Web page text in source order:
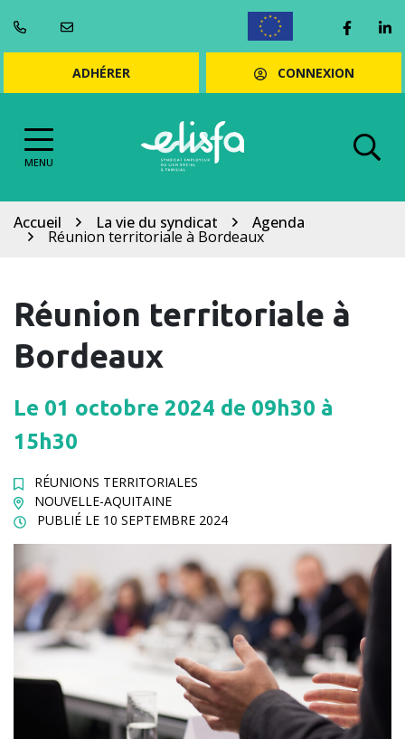
au
contenu
Lien
ADHÉRER CONNEXION
MENU
Accueil La vie du syndicat Agenda
Réunion territoriale à Bordeaux
Réunion territoriale à
Bordeaux
Le 01 octobre 2024 de 09h30 à
15h30
RÉUNIONS TERRITORIALES
NOUVELLE-AQUITAINE
PUBLIÉ LE 10 SEPTEMBRE 2024